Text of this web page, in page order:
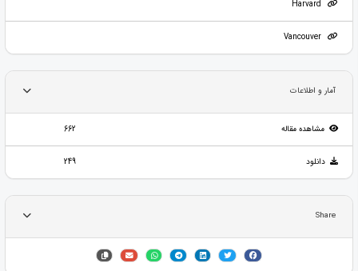
Vancouver
آمار و اطلاعات
مشاهده مقاله 662
دانلود 249
Share